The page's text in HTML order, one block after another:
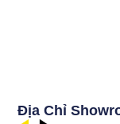
Địa Chỉ